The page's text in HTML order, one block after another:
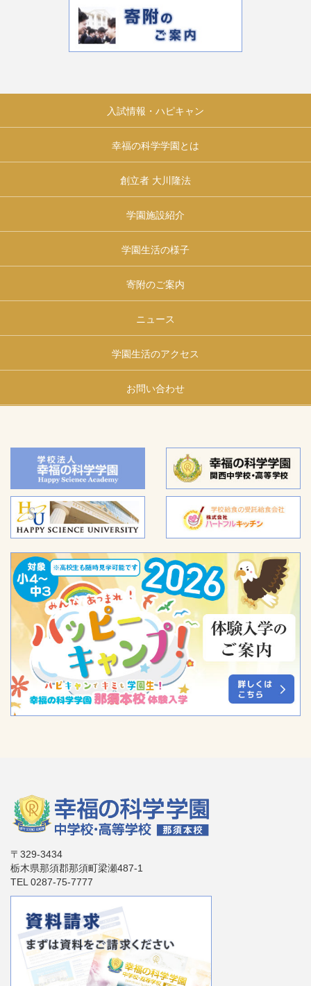
入試情報・ハピキャン
幸福の科学学園とは
創立者 大川隆法
学園施設紹介
学園生活の様子
寄附のご案内
ニュース
学園生活のアクセス
お問い合わせ
〒329-3434
栃木県那須郡那須町梁瀬487-1
TEL 0287-75-7777